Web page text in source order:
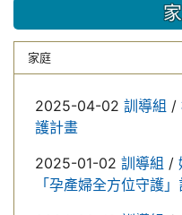
家庭
2025-04-02 訓導組 /
護計畫
2025-01-02 訓導組 /
「孕產婦全方位守護